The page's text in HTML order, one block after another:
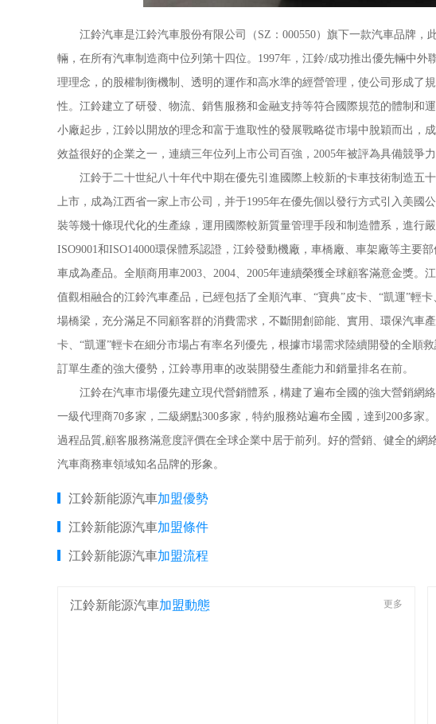
江鈴汽車是江鈴汽車股份有限公司（SZ：000550）旗下一款汽車品牌，
輛，在所有汽車制造商中位列第十四位。1997年，江鈴/成功推出優先輛中
理理念，的股權制衡機制、透明的運作和高水準的經營管理，使公司形成了
性。江鈴建立了研發、物流、銷售服務和金融支持等符合國際規范的體制和
小廠起步，江鈴以開放的理念和富于進取性的發展戰略從市場中脫穎而出，
效益很好的企業之一，連續三年位列上市公司百強，2005年被評為具備競爭
江鈴于二十世紀八十年代中期在優先引進國際上較新的卡車技術制造五
上市，成為江西省一家上市公司，并于1995年在優先個以發行方式引入美
裝等幾十條現代化的生產線，運用國際較新質量管理手段和制造體系，進行
ISO9001和ISO14000環保體系認證，江鈴發動機廠，車橋廠、車架廠等主要
車成為產品。全順商用車2003、2004、2005年連續榮獲全球顧客滿意金獎
值觀相融合的江鈴汽車產品，已經包括了全順汽車、“寶典”皮卡、“凱運”輕
場橋梁，充分滿足不同顧客群的消費需求，不斷開創節能、實用、環保汽車
卡、“凱運”輕卡在細分市場占有率名列優先，根據市場需求陸續開發的全順
訂單生產的強大優勢，江鈴專用車的改裝開發生產能力和銷量排名在前。
江鈴在汽車市場優先建立現代營銷體系，構建了遍布全國的強大營銷網
一級代理商70多家，二級網點300多家，特約服務站遍布全國，達到200多
過程品質,顧客服務滿意度評價在全球企業中居于前列。好的營銷、健全的
汽車商務車領域知名品牌的形象。
江鈴新能源汽車加盟優勢
江鈴新能源汽車加盟條件
江鈴新能源汽車加盟流程
江鈴新能源汽車加盟動態 更多